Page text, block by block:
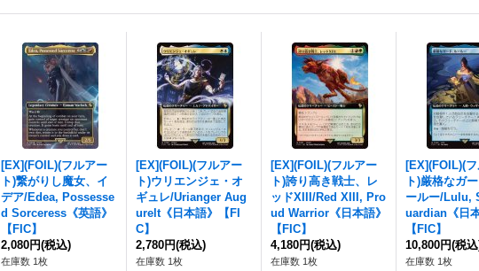
[EX](FOIL)(フルアー
ト)繋がりし魔女、イ
デア/Edea, Possesse
d Sorceress《英語》
【FIC】
2,080円(税込)
在庫数 1枚
[EX](FOIL)(フルアー
ト)ウリエンジェ・オ
ギュレ/Urianger Aug
urelt《日本語》【FI
C】
2,780円(税込)
在庫数 1枚
[EX](FOIL)(フルアー
ト)誇り高き戦士、レ
ッドXIII/Red XIII, Pro
ud Warrior《日本語》
【FIC】
4,180円(税込)
在庫数 1枚
[EX](FOIL)(
ト)厳格なガ
ールー/Lulu,
uardian《日本
【FIC】
10,800円(税
在庫数 1枚